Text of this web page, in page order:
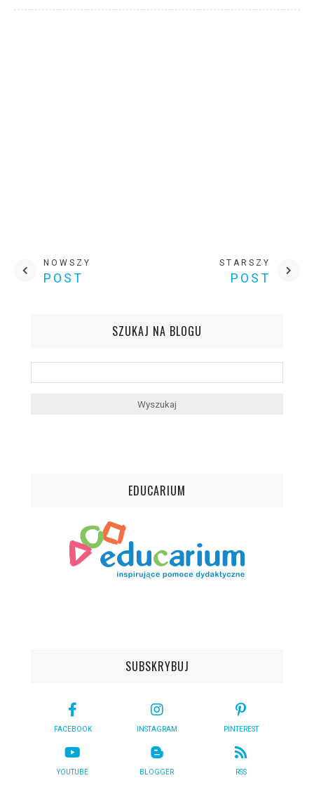
NOWSZY
POST
STARSZY
POST
SZUKAJ NA BLOGU
EDUCARIUM
SUBSKRYBUJ
FACEBOOK INSTAGRAM PINTEREST
YOUTUBE BLOGGER RSS